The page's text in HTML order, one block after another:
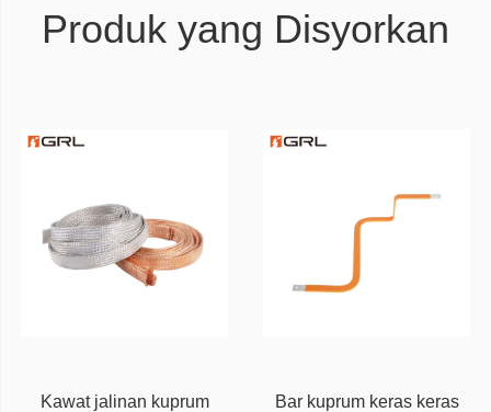
Produk yang Disyorkan
Kawat jalinan kuprum
Bar kuprum keras keras